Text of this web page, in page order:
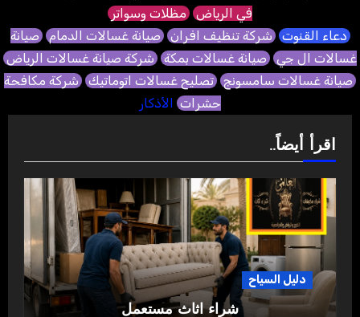
في الرياض مظلات وسواتر
دعاء القنوت شركة تنظيف افران صيانة غسالات الدمام صيانة
غسالات ال جي صيانة غسالات بمكة شركة صيانة غسالات الرياض
صيانة غسالات سامسونج تصليح غسالات اتوماتيك شركة مكافحة
حشرات الأذكار
اقرأ أيضاً..
دليل السياح
شراء اثاث مستعمل